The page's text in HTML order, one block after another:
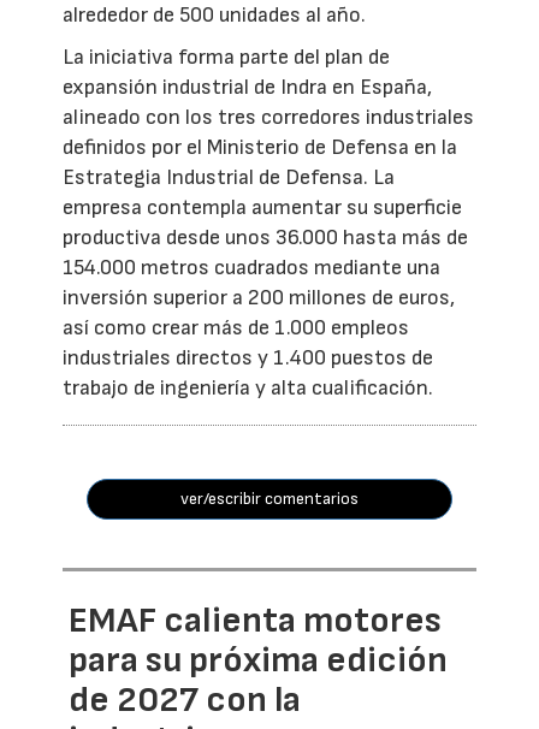
alrededor de 500 unidades al año.
La iniciativa forma parte del plan de
expansión industrial de Indra en España,
alineado con los tres corredores industriales
definidos por el Ministerio de Defensa en la
Estrategia Industrial de Defensa. La
empresa contempla aumentar su superficie
productiva desde unos 36.000 hasta más de
154.000 metros cuadrados mediante una
inversión superior a 200 millones de euros,
así como crear más de 1.000 empleos
industriales directos y 1.400 puestos de
trabajo de ingeniería y alta cualificación.
ver/escribir comentarios
EMAF calienta motores
para su próxima edición
de 2027 con la